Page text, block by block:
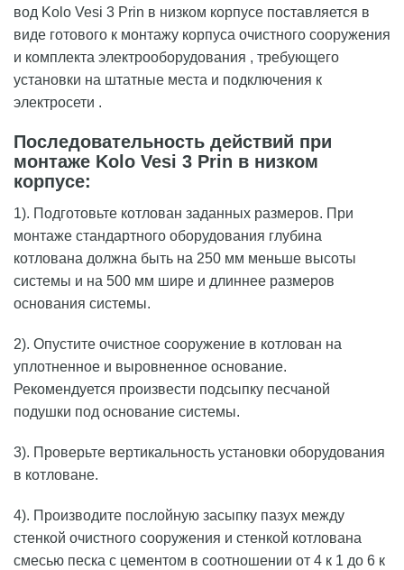
вод Kolo Vesi 3 Prin в низком корпусе поставляется в
виде готового к монтажу корпуса очистного сооружения
и комплекта электрооборудования , требующего
установки на штатные места и подключения к
электросети .
Последовательность действий при
монтаже Kolo Vesi 3 Prin в низком
корпусе:
1). Подготовьте котлован заданных размеров. При
монтаже стандартного оборудования глубина
котлована должна быть на 250 мм меньше высоты
системы и на 500 мм шире и длиннее размеров
основания системы.
2). Опустите очистное сооружение в котлован на
уплотненное и выровненное основание.
Рекомендуется произвести подсыпку песчаной
подушки под основание системы.
3). Проверьте вертикальность установки оборудования
в котловане.
4). Производите послойную засыпку пазух между
стенкой очистного сооружения и стенкой котлована
смесью песка с цементом в соотношении от 4 к 1 до 6 к